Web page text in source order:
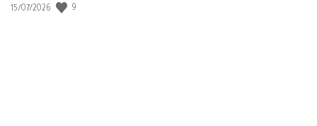
Fecha
15/07/2026 9